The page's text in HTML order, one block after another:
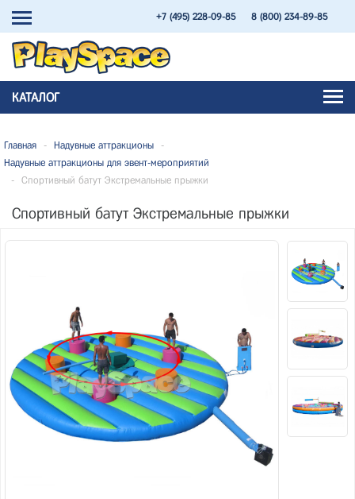
+7 (495) 228-09-85 8 (800) 234-89-85
КАТАЛОГ
Главная - Надувные аттракционы
-
Надувные аттракционы для эвент-мероприятий
-
Спортивный батут Экстремальные прыжки
Спортивный батут Экстремальные прыжки